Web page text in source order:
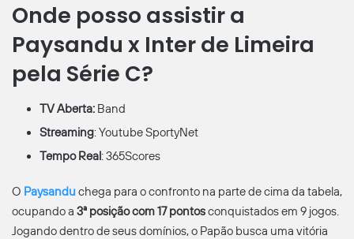
Onde posso assistir a
Paysandu x Inter de Limeira
pela Série C?
TV Aberta: Band
Streaming: Youtube SportyNet
Tempo Real: 365Scores
O Paysanduchega para o confronto na parte de cima da tabela,
ocupando a 3ª posição com 17 pontosconquistados em 9 jogos.
Jogando dentro de seus domínios, o Papão busca uma vitória